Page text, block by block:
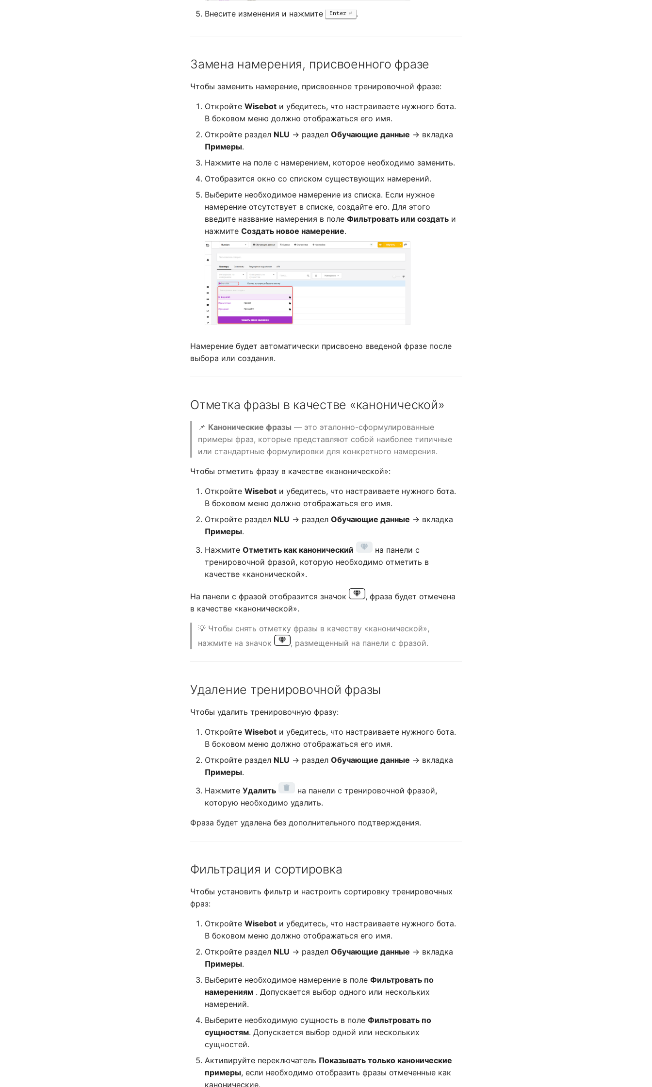
Внесите изменения и нажмите Enter .
Замена намерения, присвоенного фразе
Чтобы заменить намерение, присвоенное тренировочной фразе:
Откройте Wisebot и убедитесь, что настраиваете нужного бота.
В боковом меню должно отображаться его имя.
Откройте раздел NLU → раздел Обучающие данные → вкладка
Примеры.
Нажмите на поле с намерением, которое необходимо заменить.
Отобразится окно со списком существующих намерений.
Выберите необходимое намерение из списка. Если нужное
намерение отсутствует в списке, создайте его. Для этого
введите название намерения в поле Фильтровать или создать и
нажмите Создать новое намерение.
Намерение будет автоматически присвоено введеной фразе после
выбора или создания.
Отметка фразы в качестве «канонической»
📌 Канонические фразы — это эталонно-сформулированные
примеры фраз, которые представляют собой наиболее типичные
или стандартные формулировки для конкретного намерения.
Чтобы отметить фразу в качестве «канонической»:
Откройте Wisebot и убедитесь, что настраиваете нужного бота.
В боковом меню должно отображаться его имя.
Откройте раздел NLU → раздел Обучающие данные → вкладка
Примеры.
Нажмите Отметить как канонический
на панели с
тренировочной фразой, которую необходимо отметить в
качестве «канонической».
На панели с фразой отобразится значок
, фраза будет отмечена
в качестве «канонической».
💡 Чтобы снять отметку фразы в качеству «канонической»,
нажмите на значок
, размещенный на панели с фразой.
Удаление тренировочной фразы
Чтобы удалить тренировочную фразу:
Откройте Wisebot и убедитесь, что настраиваете нужного бота.
В боковом меню должно отображаться его имя.
Откройте раздел NLU → раздел Обучающие данные → вкладка
Примеры.
Нажмите Удалить
на панели с тренировочной фразой,
которую необходимо удалить.
Фраза будет удалена без дополнительного подтверждения.
Фильтрация и сортировка
Чтобы установить фильтр и настроить сортировку тренировочных
фраз:
Откройте Wisebot и убедитесь, что настраиваете нужного бота.
В боковом меню должно отображаться его имя.
Откройте раздел NLU → раздел Обучающие данные → вкладка
Примеры.
Выберите необходимое намерение в поле Фильтровать по
намерениям . Допускается выбор одного или нескольких
намерений.
Выберите необходимую сущность в поле Фильтровать по
сущностям. Допускается выбор одной или нескольких
сущностей.
Активируйте переключатель Показывать только канонические
примеры, если необходимо отобразить фразы отмеченные как
канонические.